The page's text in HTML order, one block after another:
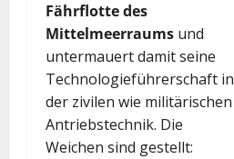
Fährflotte des
Mittelmeerraums und
untermauert damit seine
Technologieführerschaft in
der zivilen wie militärischen
Antriebstechnik. Die
Weichen sind gestellt: